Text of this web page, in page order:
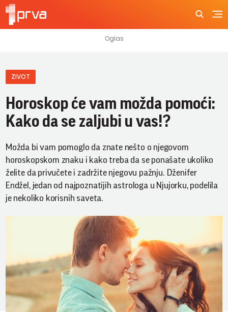
ZIVOT
Horoskop će vam možda pomoći:
Kako da se zaljubi u vas!?
Možda bi vam pomoglo da znate nešto o njegovom
horoskopskom znaku i kako treba da se ponašate ukoliko
želite da privučete i zadržite njegovu pažnju. Dženifer
Endžel, jedan od najpoznatijih astrologa u Njujorku, podelila
je nekoliko korisnih saveta.